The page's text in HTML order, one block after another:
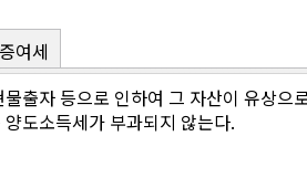
증여세
출자 등으로 인하여 그 자산이 유상
도소득세가 부과되지 않는다.